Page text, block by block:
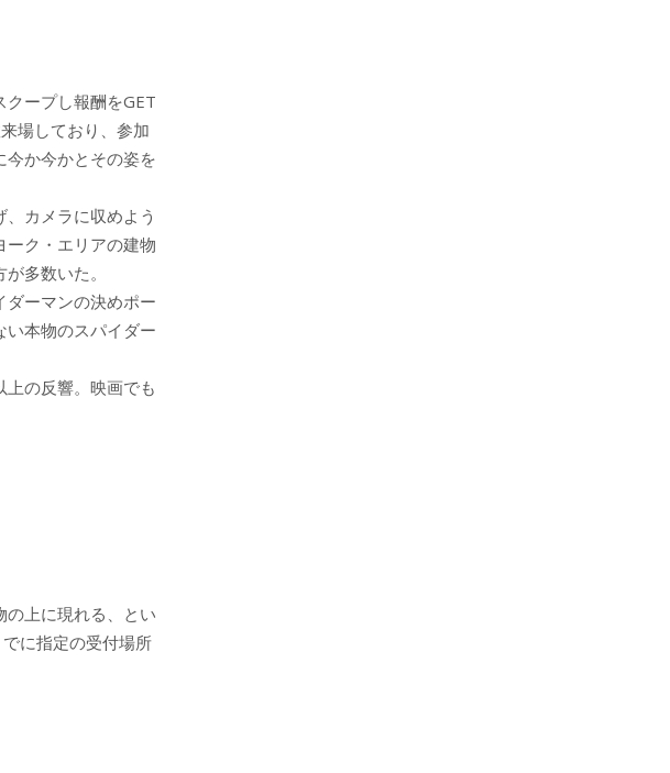
ープし報酬をGET
場しており、参加
か今かとその姿を
カメラに収めよう
ーク・エリアの建物
多数いた。
ダーマンの決めポー
い本物のスパイダー
の反響。映画でも
上に現れる、とい
に指定の受付場所